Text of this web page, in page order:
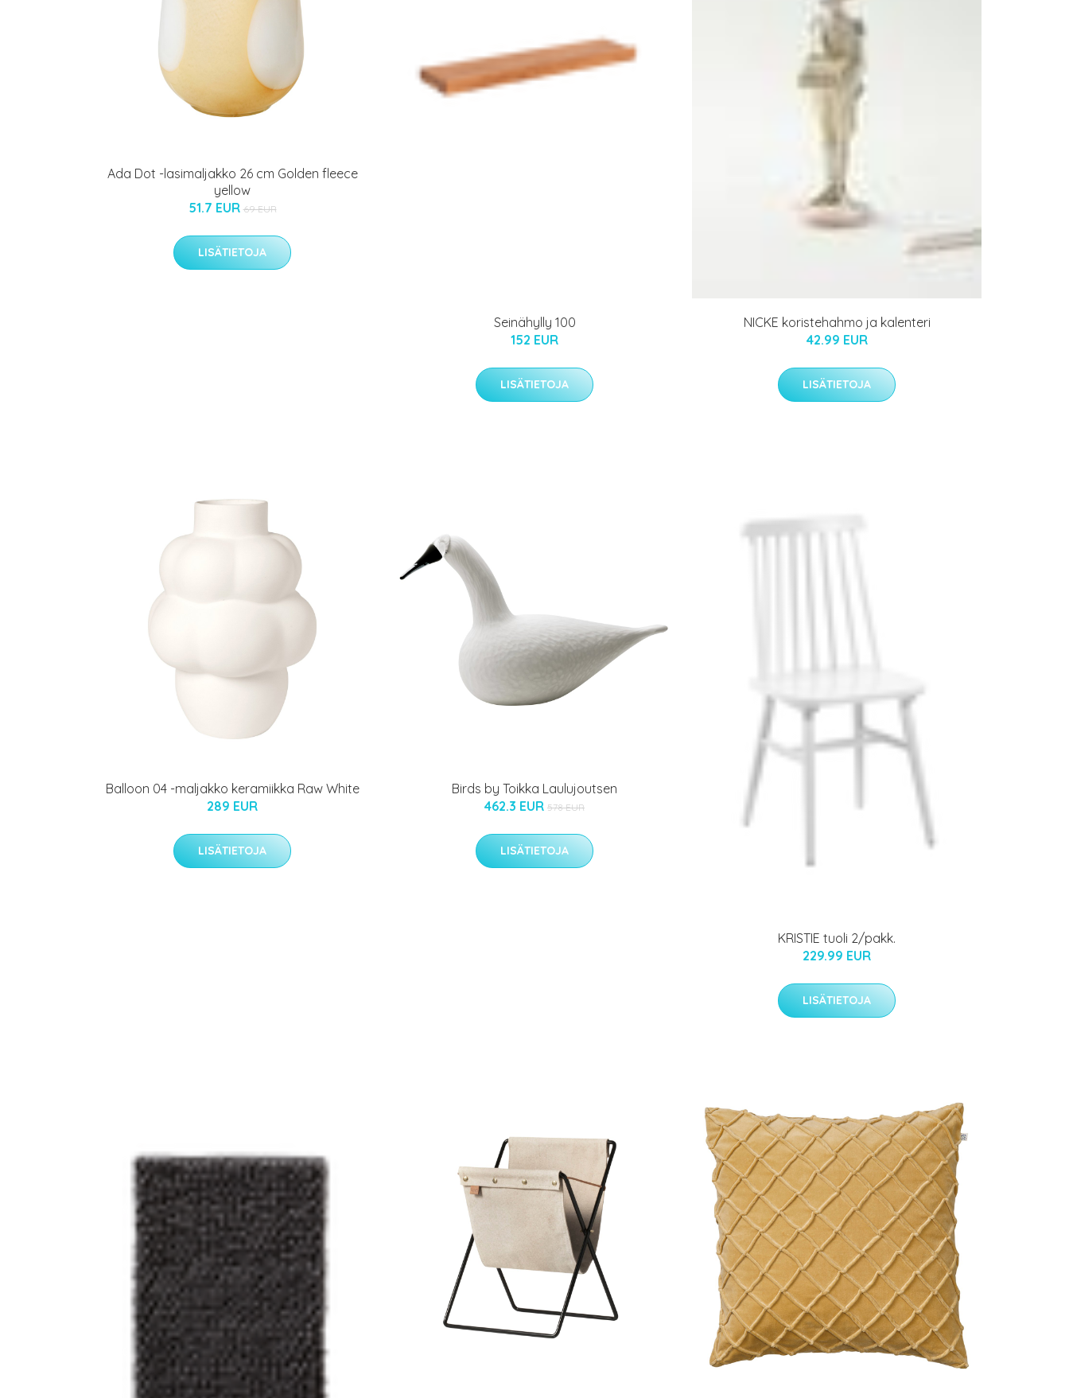
Ada Dot -lasimaljakko 26 cm Golden fleece
yellow
51.7 EUR 69 EUR
LISÄTIETOJA
Seinähylly 100
152 EUR
LISÄTIETOJA
NICKE koristehahmo ja kalenteri
42.99 EUR
LISÄTIETOJA
Balloon 04 -maljakko keramiikka Raw White
289 EUR
LISÄTIETOJA
Birds by Toikka Laulujoutsen
462.3 EUR 578 EUR
LISÄTIETOJA
KRISTIE tuoli 2/pakk.
229.99 EUR
LISÄTIETOJA